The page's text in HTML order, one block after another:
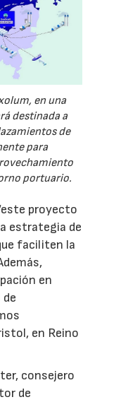
en una
destinada a
de
para
portuario.
proyecto
estrategia de
faciliten la
en
en Reino
consejero
de